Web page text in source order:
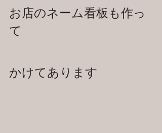
お店のネーム看板も作っ
て
かけてあります